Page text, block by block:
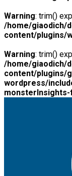
Warning: trim()
/home/giaodich/
content/plugins/
Warning: trim()
/home/giaodich/
content/plugins/
wordpress/